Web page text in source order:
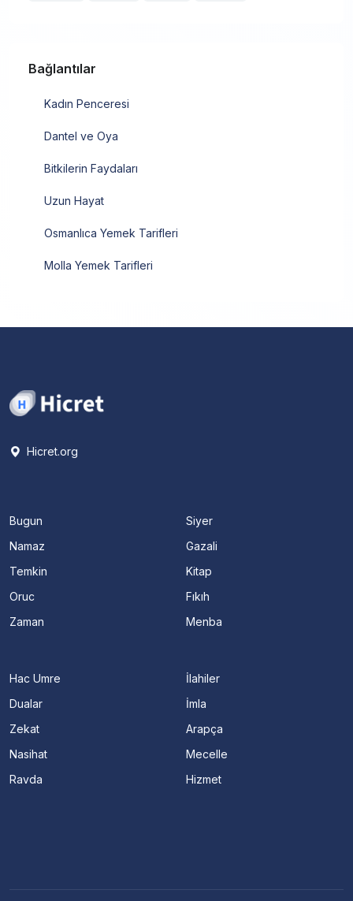
Bağlantılar
Kadın Penceresi
Dantel ve Oya
Bitkilerin Faydaları
Uzun Hayat
Osmanlıca Yemek Tarifleri
Molla Yemek Tarifleri
Hicret.org
Bugun
Namaz
Temkin
Oruc
Zaman
Siyer
Gazali
Kitap
Fıkıh
Menba
Hac Umre
Dualar
Zekat
Nasihat
Ravda
İlahiler
İmla
Arapça
Mecelle
Hizmet